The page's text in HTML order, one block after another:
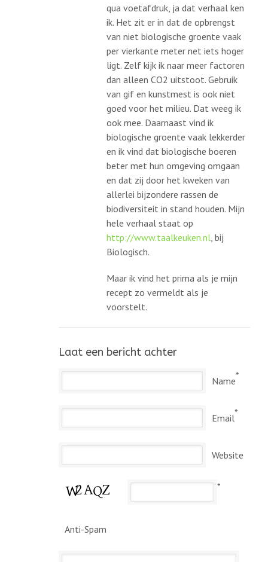
qua voetafdruk, ja dat verhaal ken
ik. Het zit er in dat de opbrengst
van niet biologische groente vaak
per vierkante meter net iets hoger
ligt. Zelf kijk ik naar meer factoren
dan alleen CO2 uitstoot. Gebruik
van gif en kunstmest is ook niet
goed voor het milieu. Dat weeg ik
ook mee. Daarnaast vind ik
biologische groente vaak lekkerder
en ik vind dat biologische boeren
beter met hun omgeving omgaan
en dat zij door het kweken van
allerlei bijzondere rassen de
biodiversiteit in stand houden. Mijn
hele verhaal staat op
http://www.taalkeuken.nl, bij
Biologisch.
Maar ik vind het prima als je mijn
recept zo vermeldt als je
voorstelt.
Laat een bericht achter
Name*
Email*
Website
Anti-Spam
*